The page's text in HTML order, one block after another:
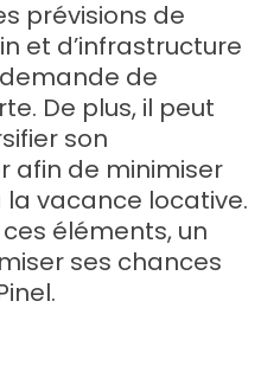
prévisions de
et d’infrastructure
de
De plus, il peut
son
afin de minimiser
la vacance locative.
éléments, un
ses chances